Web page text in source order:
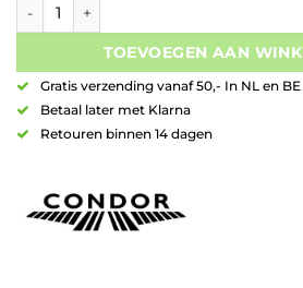
TOEVOEGEN AAN
Gratis verzending vanaf 50,- In NL en BE
Betaal later met Klarna
Retouren binnen 14 dagen